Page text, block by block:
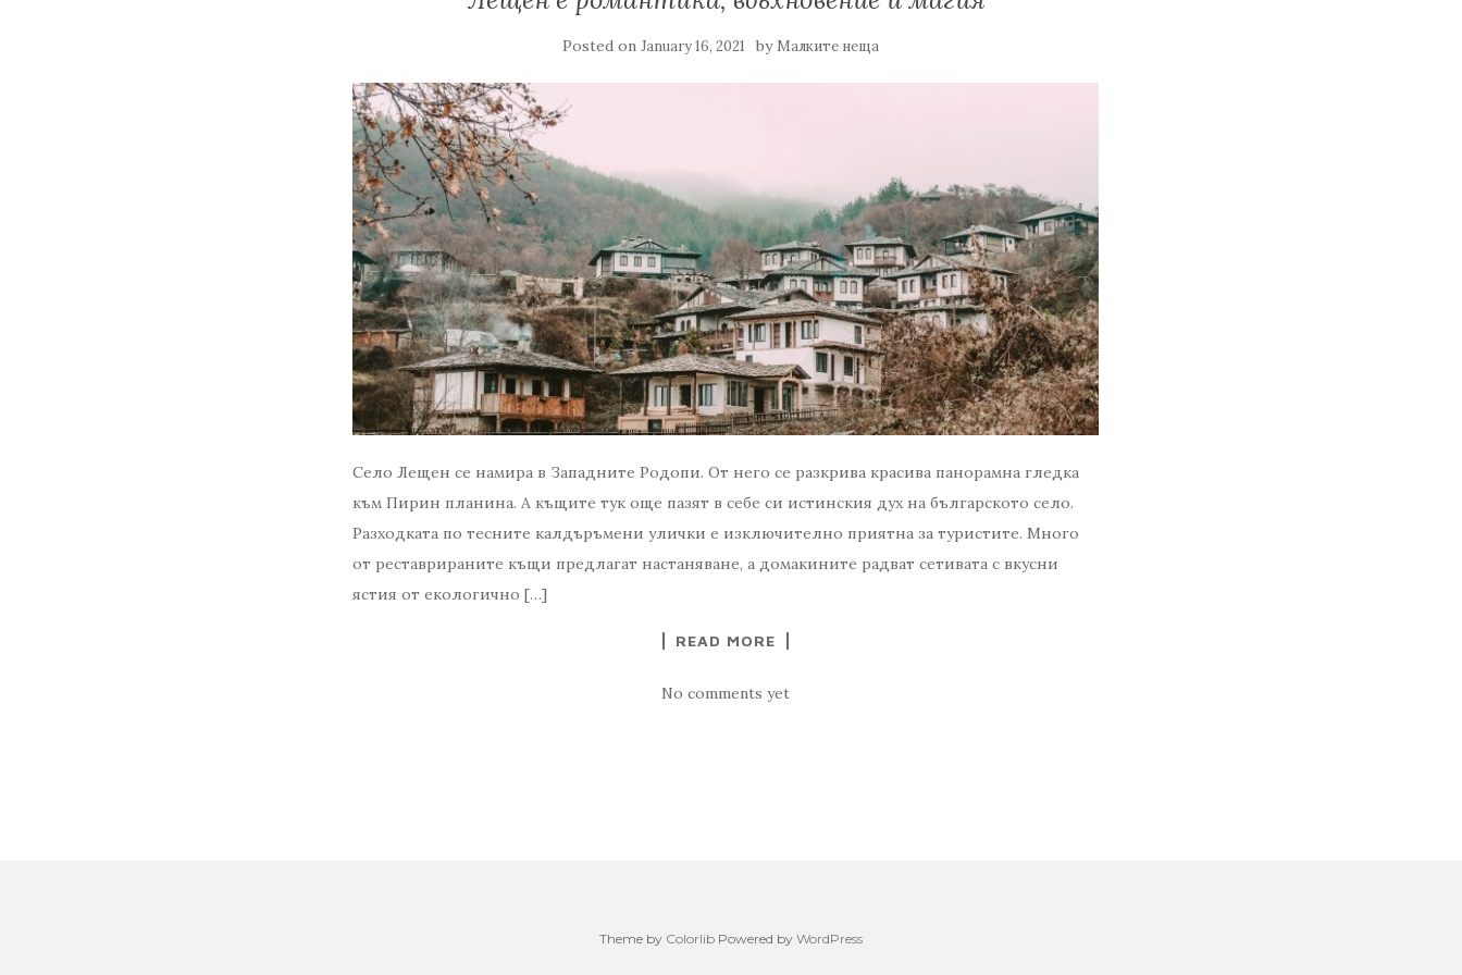
Posted on January 16, 2021 by Малките неща
Село Лещен се намира в Западните Родопи. От него се разкрива красива панорамна гледка
към Пирин планина. А къщите тук още пазят в себе си истинския дух на българското село.
Разходката по тесните калдъръмени улички е изключително приятна за туристите. Много
от реставрираните къщи предлагат настаняване, а домакините радват сетивата с вкусни
ястия от екологично […]
READ MORE
No comments yet
Theme by Colorlib Powered by WordPress